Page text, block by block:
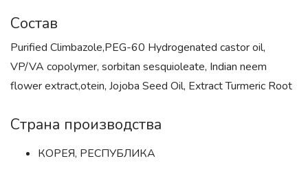
Состав
Purified Climbazole,PEG-60 Hydrogenated castor oil,
VP/VA copolymer, sorbitan sesquioleate, Indian neem
flower extract,otein, Jojoba Seed Oil, Extract Turmeric Root
Страна производства
КОРЕЯ, РЕСПУБЛИКА